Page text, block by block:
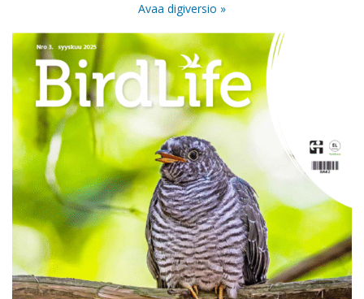
Avaa digiversio »